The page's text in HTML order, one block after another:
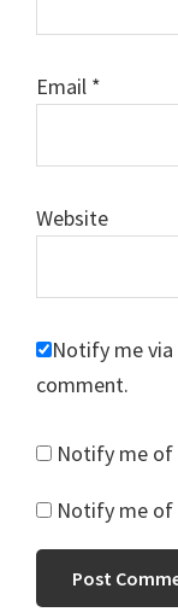
Email *
Website
Notify me
comment.
Notify me of
Notify me of